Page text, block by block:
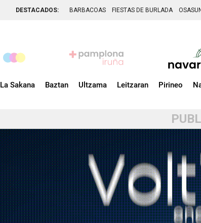
DESTACADOS: BARBACOAS FIESTAS DE BURLADA
La Sakana Baztan Ultzama Leitzaran Pirineo